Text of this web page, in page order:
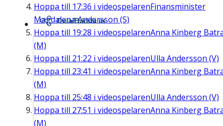
Hoppa till 17:36 i videospelarenFinansminister
Magdalena Andersson (S)
Hoppa till 19:28 i videospelarenAnna Kinberg
(M)
Hoppa till 21:22 i videospelarenUlla Andersson (V)
Hoppa till 23:41 i videospelarenAnna Kinberg
(M)
Hoppa till 25:48 i videospelarenUlla Andersson (V)
Hoppa till 27:51 i videospelarenAnna Kinberg
(M)
Dela/Bädda in